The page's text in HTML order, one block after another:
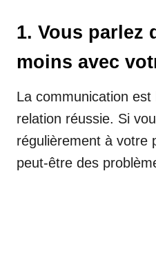
1. Vous parlez
moins avec
La communication
relation réussie. Si
régulièrement à votre
peut-être des